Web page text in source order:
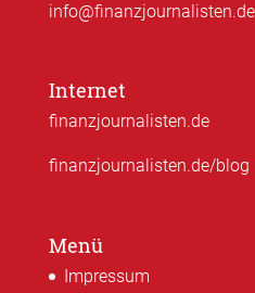
info@finanzjournalisten.de
Internet
finanzjournalisten.de
finanzjournalisten.de/blog
Menü
Impressum